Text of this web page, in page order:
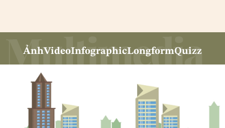
ẢnhVideoInfographicLongformQuizz